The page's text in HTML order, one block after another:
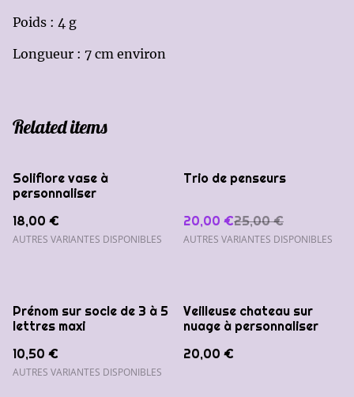
Poids : 4 g
Longueur : 7 cm environ
Related items
Soliflore vase à
personnaliser
18,00 €
AUTRES VARIANTES DISPONIBLES
%
Trio de penseurs
20,00 €25,00 €
AUTRES VARIANTES DISPONIBLES
Prénom sur socle de 3 à 5
lettres maxi
10,50 €
AUTRES VARIANTES DISPONIBLES
Veilleuse chateau sur
nuage à personnaliser
20,00 €